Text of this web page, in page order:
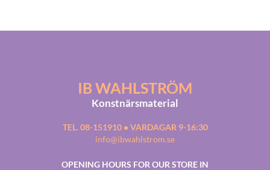
IB WAHLSTRÖM
Konstnärsmaterial
TEL. 08-151910 • VARDAGAR 9-16:30
info@ibwahlstrom.se
OPENING HOURS FOR OUR STORE IN